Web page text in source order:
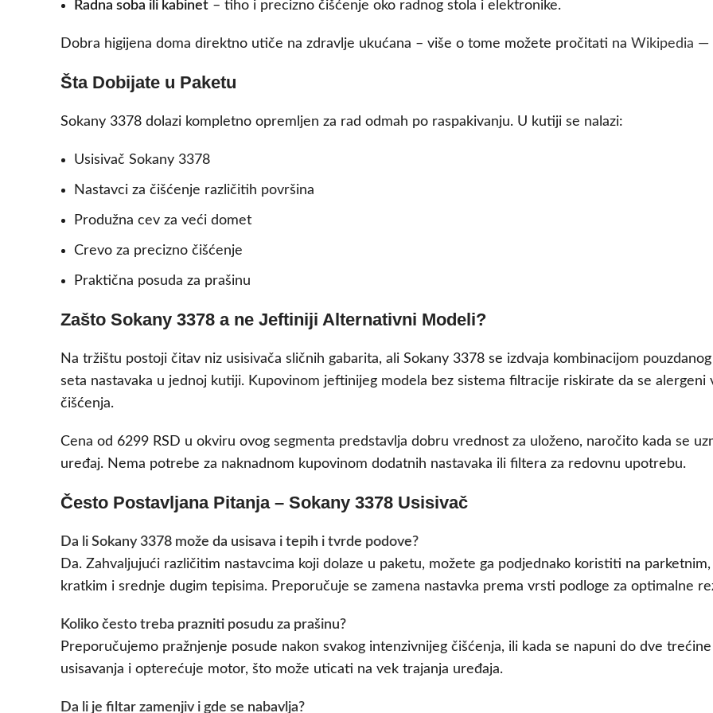
Radna soba ili kabinet – tiho i precizno čišćenje oko radnog stola i elektronike.
Dobra higijena doma direktno utiče na zdravlje ukućana – više o tome možete pročitati na Wikipedia —
Šta Dobijate u Paketu
Sokany 3378 dolazi kompletno opremljen za rad odmah po raspakivanju. U kutiji se nalazi:
Usisivač Sokany 3378
Nastavci za čišćenje različitih površina
Produžna cev za veći domet
Crevo za precizno čišćenje
Praktična posuda za prašinu
Zašto Sokany 3378 a ne Jeftiniji Alternativni Modeli?
Na tržištu postoji čitav niz usisivača sličnih gabarita, ali Sokany 3378 se izdvaja kombinacijom
seta nastavaka u jednoj kutiji. Kupovinom jeftinijeg modela bez sistema filtracije riskirate da se alergeni
čišćenja.
Cena od 6299 RSD u okviru ovog segmenta predstavlja dobru vrednost za uloženo, naročito kada se
uređaj. Nema potrebe za naknadnom kupovinom dodatnih nastavaka ili filtera za redovnu upotrebu.
Često Postavljana Pitanja – Sokany 3378 Usisivač
Da li Sokany 3378 može da usisava i tepih i tvrde podove?
Da. Zahvaljujući različitim nastavcima koji dolaze u paketu, možete ga podjednako koristiti na
kratkim i srednje dugim tepisima. Preporučuje se zamena nastavka prema vrsti podloge za optimalne
Koliko često treba prazniti posudu za prašinu?
Preporučujemo pražnjenje posude nakon svakog intenzivnijeg čišćenja, ili kada se napuni do dve
usisavanja i opterećuje motor, što može uticati na vek trajanja uređaja.
Da li je filtar zamenjiv i gde se nabavlja?